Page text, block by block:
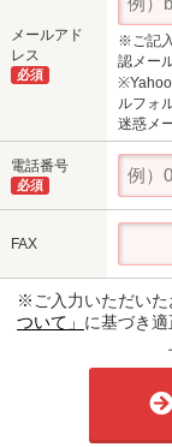
メールアド
レス
必須
※ご記
認メー
ルフォ
迷惑メ
電話番号
必須
FAX
※ご入力いただいた
ついて」 に基づき